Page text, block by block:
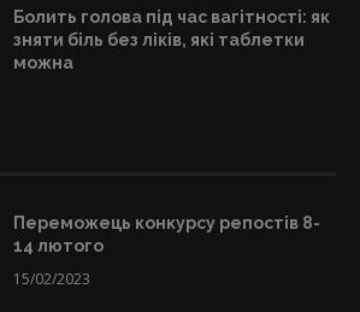
Болить голова під час вагітності: як
зняти біль без ліків, які таблетки
можна
Переможець конкурсу репостів 8-
14 лютого
15/02/2023